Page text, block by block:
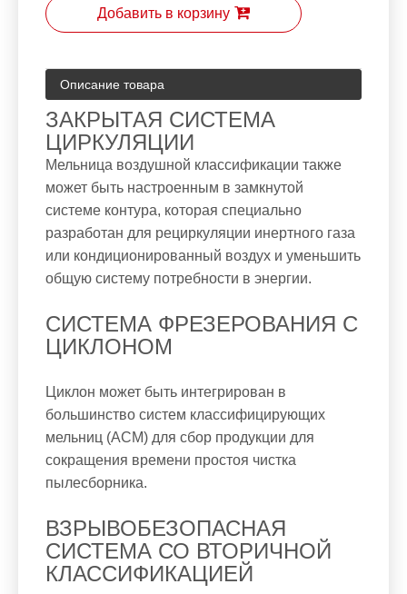
Добавить в корзину
Описание товара
ЗАКРЫТАЯ СИСТЕМА
ЦИРКУЛЯЦИИ
Мельница воздушной классификации также
может быть настроенным в замкнутой
системе контура, которая специально
разработан для рециркуляции инертного газа
или кондиционированный воздух и уменьшить
общую систему потребности в энергии.
СИСТЕМА ФРЕЗЕРОВАНИЯ С
ЦИКЛОНОМ
Циклон может быть интегрирован в
большинство систем классифицирующих
мельниц (ACM) для сбор продукции для
сокращения времени простоя чистка
пылесборника.
ВЗРЫВОБЕЗОПАСНАЯ
СИСТЕМА СО ВТОРИЧНОЙ
КЛАССИФИКАЦИЕЙ